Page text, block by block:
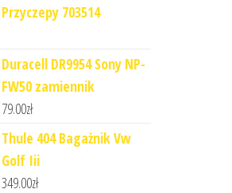
Przyczepy 703514
Duracell DR9954 Sony NP-
FW50 zamiennik
79.00zł
Thule 404 Bagażnik Vw
Golf Iii
349.00zł